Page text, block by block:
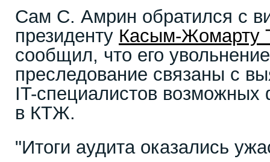
Сам С. Амрин обратился с
президенту Касым-Жомарту
сообщил, что его
преследование связаны с
IT-специалистов
в КТЖ.
"Итоги аудита оказались